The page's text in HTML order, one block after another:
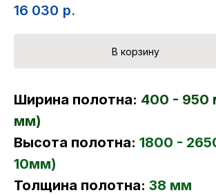
16 030 р.
В корзину
Ширина полотна: 400 - 950
мм)
Высота полотна: 1800 -
10мм)
Толщина полотна: 38 мм